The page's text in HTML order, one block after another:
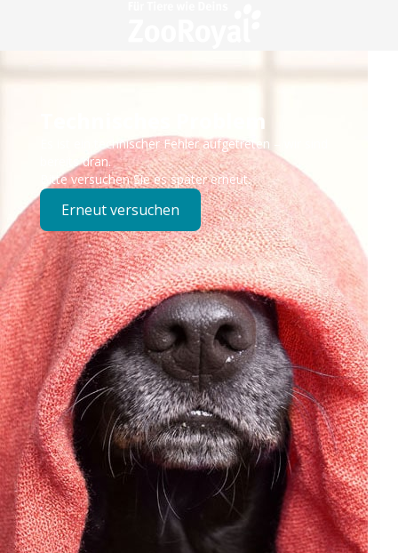
Technisches Problem
Es ist ein technischer Fehler aufgetreten – wir sind
bereits dran.
Bitte versuchen Sie es später erneut.
Erneut versuchen